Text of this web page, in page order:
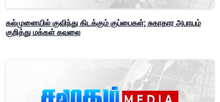
கல்முனையில் குவிந்து கிடக்கும் குப்பைகள்; சுகாதார அபாயம்
குறித்து மக்கள் கவலை